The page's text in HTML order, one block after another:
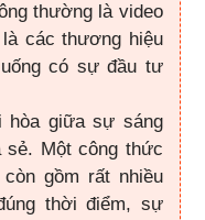
thường là video
các thương hiệu
có sự đầu tư
hòa giữa sự sáng
Một công thức
gồm rất nhiều
thời điểm, sự